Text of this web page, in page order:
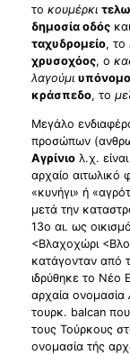
το κουμέρκι
δημοσία οδόςκαι
ταχυδρομείο, το
χρυσοχόος, ο
λαγούμι
κράσπεδο, το
Μεγάλο
προσώπων
Αγρίνιολ.χ.
αρχαίο αιτωλικό
«κυνήγι» ή
μετά την
13ο αι. ως
<Βλαχοχώρι
κατάγονταν από
ιδρύθηκε το Νέο
αρχαία ονομασία
τουρκ. balcan
τους Τούρκους
ονομασία τής